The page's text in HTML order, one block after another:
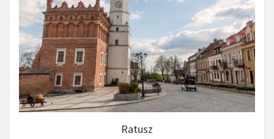
Ratusz